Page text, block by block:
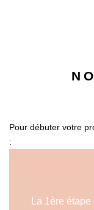
Pour débuter votre
:
La 1ère